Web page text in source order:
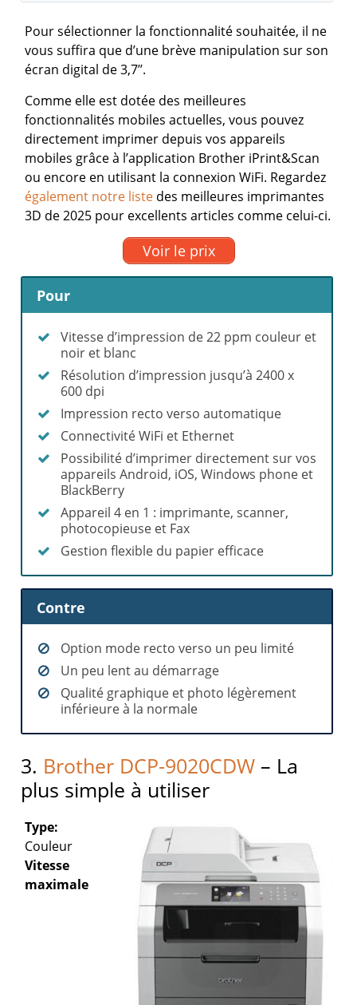
Pour sélectionner la fonctionnalité souhaitée, il ne
vous suffira que d’une brève manipulation sur son
écran digital de 3,7’’.
Comme elle est dotée des meilleures
fonctionnalités mobiles actuelles, vous pouvez
directement imprimer depuis vos appareils
mobiles grâce à l’application Brother iPrint&Scan
ou encore en utilisant la connexion WiFi. Regardez
également notre liste des meilleures imprimantes
3D de 2025 pour excellents articles comme celui-ci.
Voir le prix
Pour
Vitesse d’impression de 22 ppm couleur et
noir et blanc
Résolution d’impression jusqu’à 2400 x
600 dpi
Impression recto verso automatique
Connectivité WiFi et Ethernet
Possibilité d’imprimer directement sur vos
appareils Android, iOS, Windows phone et
BlackBerry
Appareil 4 en 1 : imprimante, scanner,
photocopieuse et Fax
Gestion flexible du papier efficace
Contre
Option mode recto verso un peu limité
Un peu lent au démarrage
Qualité graphique et photo légèrement
inférieure à la normale
3. Brother DCP-9020CDW – La
plus simple à utiliser
Type:
Couleur
Vitesse
maximale